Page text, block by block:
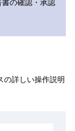
の確認・承認
の詳しい操作説明